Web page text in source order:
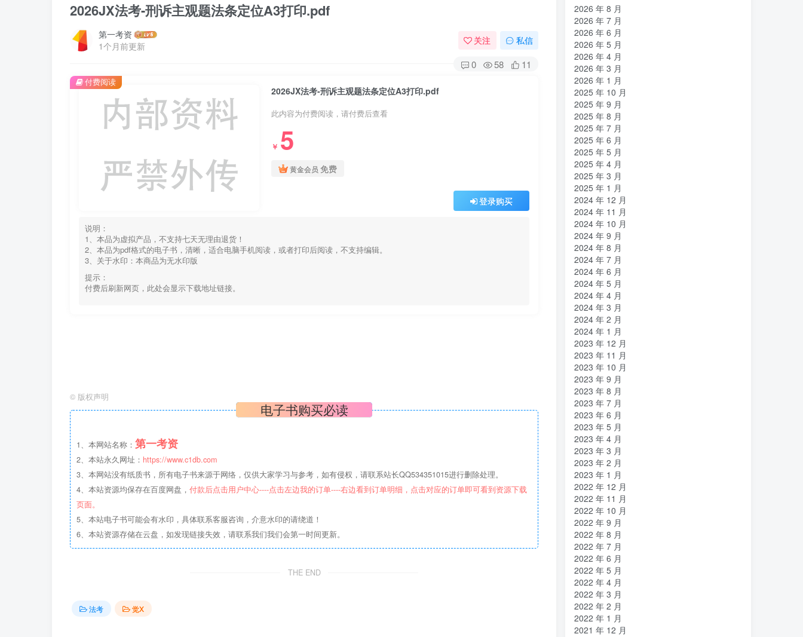
2026JX法考-刑诉主观题法条定位A3打印.pdf
第一考资
1个月前更新
关注 私信
0 58 11
2026JX法考-刑诉主观题法条定位A3打印.pdf
此内容为付费阅读，请付费后查看
￥ 5
黄金会员 免费
登录购买
说明：
1、本品为虚拟产品，不支持七天无理由退货！
2、本品为pdf格式的电子书，清晰，适合电脑手机阅读，或者打印后阅读，不支持编辑。
3、关于水印：本商品为无水印版
提示：
付费后刷新网页，此处会显示下载地址链接。
付费阅读
© 版权声明
电子书购买必读
1、本网站名称： 第一考资
2、本站永久网址： https://www.c1db.com
3、本网站没有纸质书，所有电子书来源于网络，仅供大家学习与参考，如有侵权，请联系站长QQ534351015进行删除处理。
4、本站资源均保存在百度网盘， 付款后点击用户中心----点击左边我的订单----右边看到订单明细，点击对应的订单即可看到资源下载
页面。
5、本站电子书可能会有水印，具体联系客服咨询，介意水印的请绕道！
6、本站资源存储在云盘，如发现链接失效，请联系我们我们会第一时间更新。
THE END
法考 觉X
2026 年 8 月
2026 年 7 月
2026 年 6 月
2026 年 5 月
2026 年 4 月
2026 年 3 月
2026 年 1 月
2025 年 10 月
2025 年 9 月
2025 年 8 月
2025 年 7 月
2025 年 6 月
2025 年 5 月
2025 年 4 月
2025 年 3 月
2025 年 1 月
2024 年 12 月
2024 年 11 月
2024 年 10 月
2024 年 9 月
2024 年 8 月
2024 年 7 月
2024 年 6 月
2024 年 5 月
2024 年 4 月
2024 年 3 月
2024 年 2 月
2024 年 1 月
2023 年 12 月
2023 年 11 月
2023 年 10 月
2023 年 9 月
2023 年 8 月
2023 年 7 月
2023 年 6 月
2023 年 5 月
2023 年 4 月
2023 年 3 月
2023 年 2 月
2023 年 1 月
2022 年 12 月
2022 年 11 月
2022 年 10 月
2022 年 9 月
2022 年 8 月
2022 年 7 月
2022 年 6 月
2022 年 5 月
2022 年 4 月
2022 年 3 月
2022 年 2 月
2022 年 1 月
2021 年 12 月